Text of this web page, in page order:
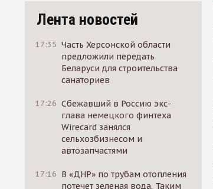
Лента новостей
17:35 Часть Херсонской области
предложили передать
Беларуси для строительства
санаториев
17:26 Сбежавший в Россию экс-
глава немецкого финтеха
Wirecard занялся
сельхозбизнесом и
автозапчастями
17:16 В «ДНР» по трубам отопления
потечет зеленая вода. Таким